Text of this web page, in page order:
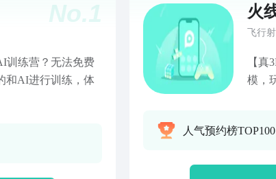
No.1
训练营？无法免费
和AI进行训练，体
火
飞行
【真3D全景 枪战大片
模，
下 【
人气预约榜